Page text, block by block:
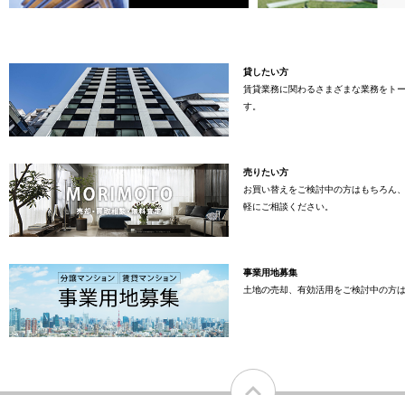
貸したい方
賃貸業務に関わるさまざまな業務をト
す。
売りたい方
お買い替えをご検討中の方はもちろん
軽にご相談ください。
事業用地募集
土地の売却、有効活用をご検討中の方